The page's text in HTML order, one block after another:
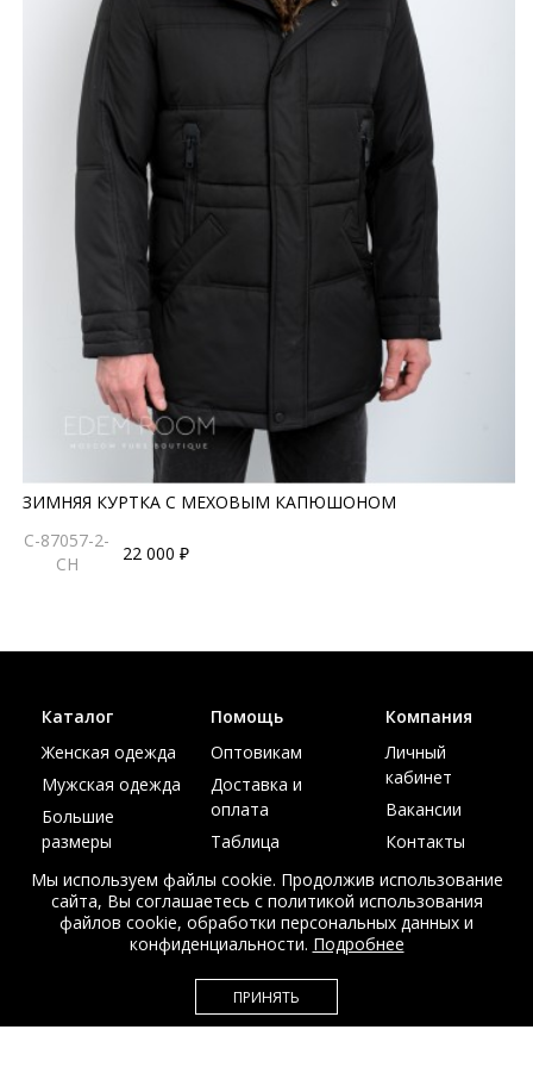
ЗИМНЯЯ КУРТКА С МЕХОВЫМ КАПЮШОНОМ
C-87057-2-
CH
22 000 ₽
© Интернет магазин верхней одежды из меха и кожи
EDEM-ROOM 2011-2026
Каталог
Женская одежда
Мужская одежда
Большие
размеры
Акции
Помощь
Оптовикам
Доставка и
оплата
Таблица
Компания
Личный
кабинет
Вакансии
Контакты
Мы используем файлы cookie. Продолжив использование
сайта, Вы соглашаетесь с политикой использования
файлов cookie, обработки персональных данных и
конфиденциальности. Подробнее
ПРИНЯТЬ